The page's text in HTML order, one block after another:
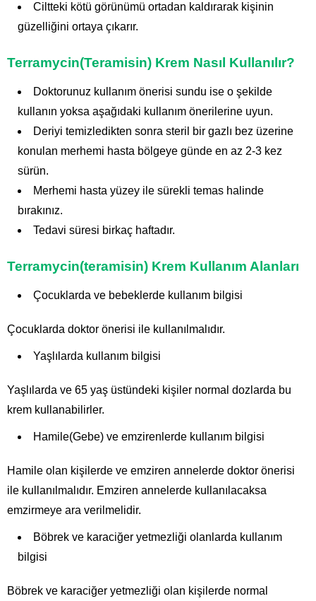
Ciltteki kötü görünümü ortadan kaldırarak kişinin
güzelliğini ortaya çıkarır.
Terramycin(Teramisin) Krem Nasıl Kullanılır?
Doktorunuz kullanım önerisi sundu ise o şekilde
kullanın yoksa aşağıdaki kullanım önerilerine uyun.
Deriyi temizledikten sonra steril bir gazlı bez üzerine
konulan merhemi hasta bölgeye günde en az 2-3 kez
sürün.
Merhemi hasta yüzey ile sürekli temas halinde
bırakınız.
Tedavi süresi birkaç haftadır.
Terramycin(teramisin) Krem Kullanım Alanları
Çocuklarda ve bebeklerde kullanım bilgisi
Çocuklarda doktor önerisi ile kullanılmalıdır.
Yaşlılarda kullanım bilgisi
Yaşlılarda ve 65 yaş üstündeki kişiler normal dozlarda bu
krem kullanabilirler.
Hamile(Gebe) ve emzirenlerde kullanım bilgisi
Hamile olan kişilerde ve emziren annelerde doktor önerisi
ile kullanılmalıdır. Emziren annelerde kullanılacaksa
emzirmeye ara verilmelidir.
Böbrek ve karaciğer yetmezliği olanlarda kullanım
bilgisi
Böbrek ve karaciğer yetmezliği olan kişilerde normal